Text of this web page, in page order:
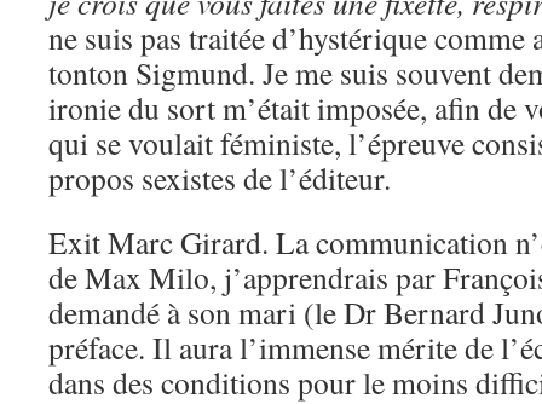
ne suis pas traitée d’hystérique
tonton Sigmund. Je me suis souvent
ironie du sort m’était imposée, afin de
qui se voulait féministe, l’épreuve
propos sexistes de l’éditeur.
Exit Marc Girard. La communication
de Max Milo, j’apprendrais par
demandé à son mari (le Dr Bernard
préface. Il aura l’immense mérite de
dans des conditions pour le moins